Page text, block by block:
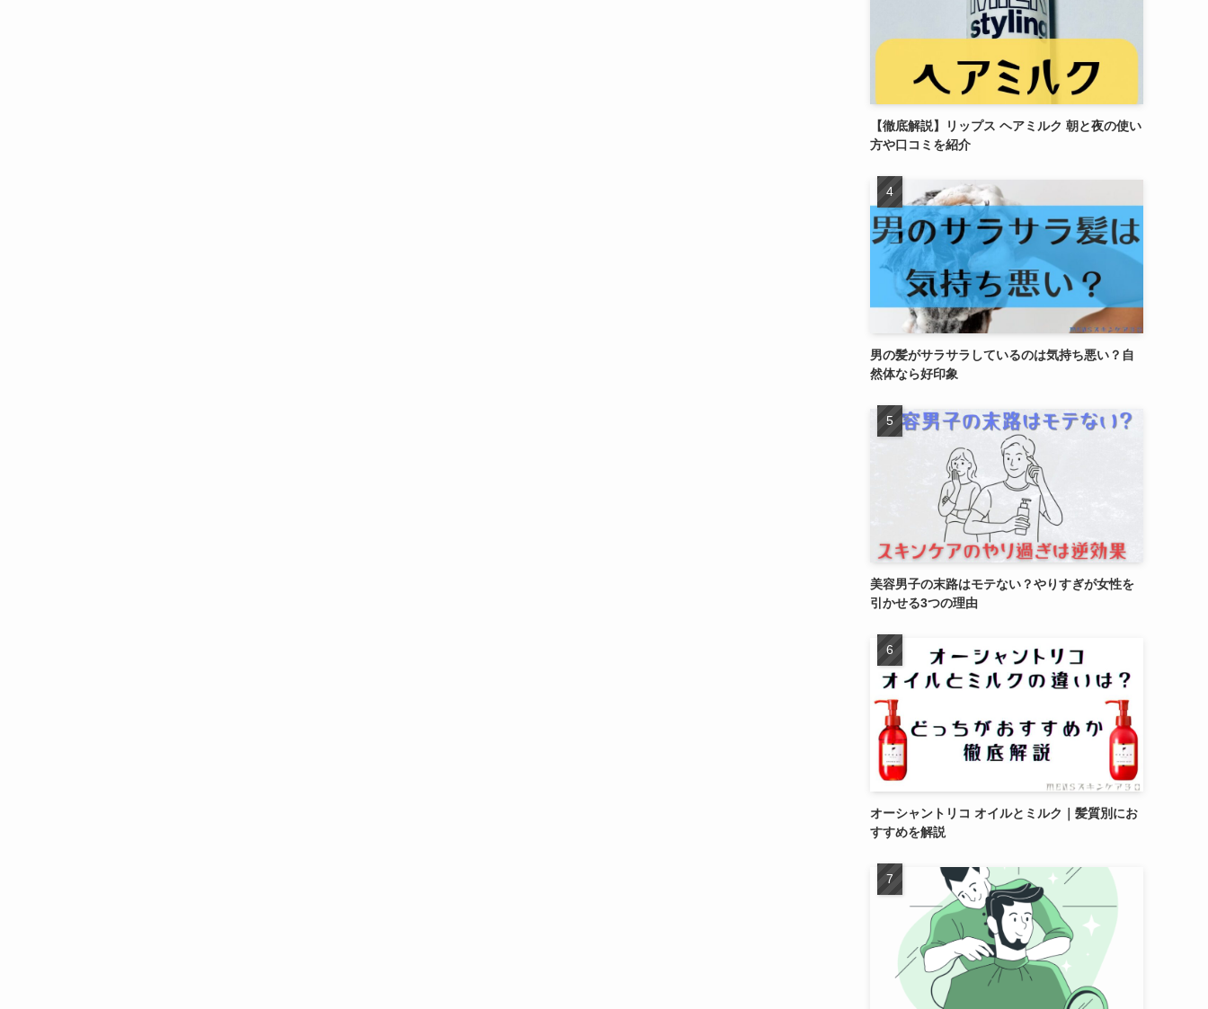
【徹底解説】リップス ヘアミルク 朝と夜の使い
方や口コミを紹介
男の髪がサラサラしているのは気持ち悪い？自
然体なら好印象
美容男子の末路はモテない？やりすぎが女性を
引かせる3つの理由
オーシャントリコ オイルとミルク｜髪質別にお
すすめを解説